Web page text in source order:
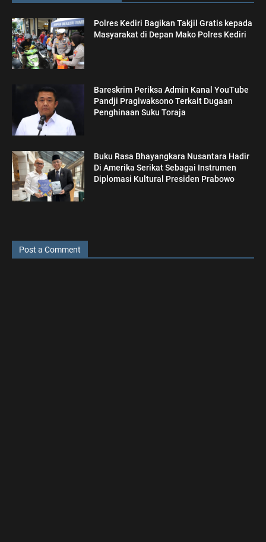
Polres Kediri Bagikan Takjil Gratis kepada
Masyarakat di Depan Mako Polres Kediri
Bareskrim Periksa Admin Kanal YouTube
Pandji Pragiwaksono Terkait Dugaan
Penghinaan Suku Toraja
Buku Rasa Bhayangkara Nusantara Hadir
Di Amerika Serikat Sebagai Instrumen
Diplomasi Kultural Presiden Prabowo
Post a Comment